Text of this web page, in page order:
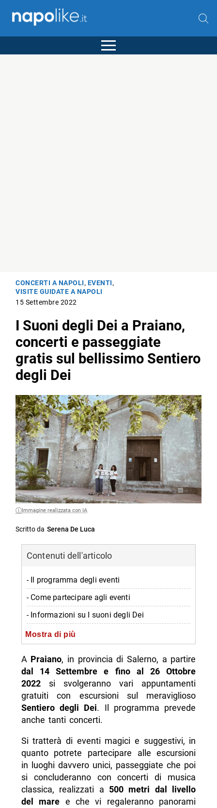
CONCERTI A NAPOLI, EVENTI,
VISITE GUIDATE A NAPOLI
15 Settembre 2022
I Suoni degli Dei a Praiano,
concerti e passeggiate
gratis sul bellissimo Sentiero
degli Dei
Immagine realizzata con IA
Scritto da Serena De Luca
Contenuti dell'articolo
- Il programma degli eventi
- Come partecipare agli eventi
- Informazioni su I suoni degli Dei
-- Quando
-- Orario
-- Prezzo
-- Contatti
-- Scopri di più da Napolike.it
Mostra di più
A Praiano, in provincia di Salerno, a partire
dal 14 Settembre e fino al 26 Ottobre
2022si svolgeranno vari appuntamenti
gratuiti con escursioni sul meraviglioso
Sentiero degli Dei. Il programma prevede
anche tanti concerti.
Si tratterà di eventi magici e suggestivi, in
quanto potrete partecipare alle escursioni
in luoghi davvero unici, passeggiate che poi
si concluderanno con concerti di musica
classica, realizzati a 500 metri dal livello
del mare e che vi regaleranno panorami